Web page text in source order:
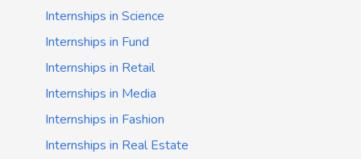
Internships in Science
Internships in Fund
Internships in Retail
Internships in Media
Internships in Fashion
Internships in Real Estate